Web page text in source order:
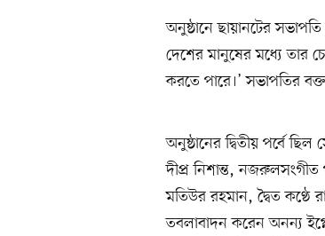
অনুষ্ঠানে ছায়ানটের
দেশের মানুষের মধ্যে তার
করতে পারে।’ সভাপতির
অনুষ্ঠানের দ্বিতীয় পর্বে
দীপ্র নিশান্ত,
মতিউর রহমান, দ্বৈত কণ্ঠে
তবলাবাদন করেন অনন্য